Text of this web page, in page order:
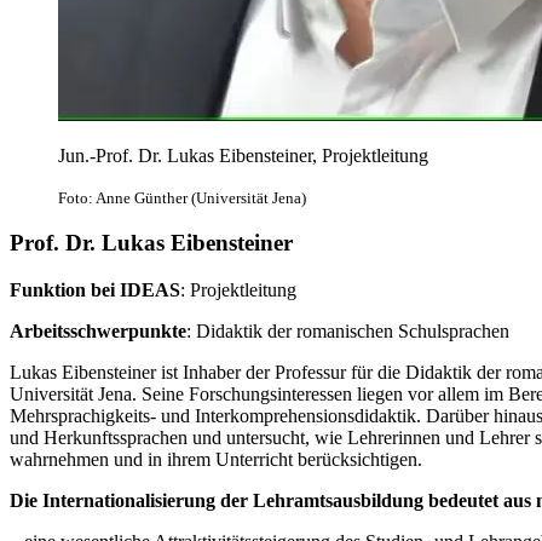
Jun.-Prof. Dr. Lukas Eibensteiner, Projektleitung
Foto: Anne Günther (Universität Jena)
Prof. Dr. Lukas Eibensteiner
Funktion bei IDEAS: Projektleitung
Arbeitsschwerpunkte: Didaktik der romanischen Schulsprachen
Lukas Eibensteiner ist Inhaber der Professur für die Didaktik der
Universität Jena. Seine Forschungsinteressen liegen vor allem im
Mehrsprachigkeits- und Interkomprehensionsdidaktik. Darüber
und Herkunftssprachen und untersucht, wie Lehrerinnen und Lehrer
wahrnehmen und in ihrem Unterricht berücksichtigen.
Die Internationalisierung der Lehramtsausbildung bedeutet